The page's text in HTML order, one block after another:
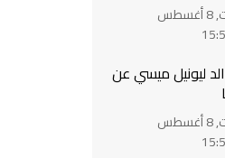
السبت, 8 أغسطس
ليونيل ميسي عن
السبت, 8 أغسطس